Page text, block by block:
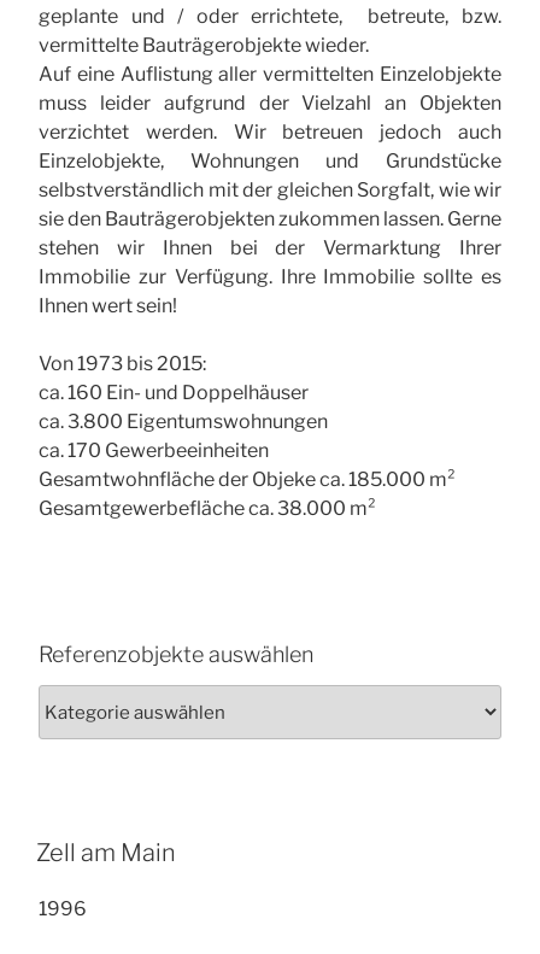
geplante und / oder errichtete, betreute, bzw.
vermittelte Bauträgerobjekte wieder.
Auf eine Auflistung aller vermittelten Einzelobjekte
muss leider aufgrund der Vielzahl an Objekten
verzichtet werden. Wir betreuen jedoch auch
Einzelobjekte, Wohnungen und Grundstücke
selbstverständlich mit der gleichen Sorgfalt, wie wir
sie den Bauträgerobjekten zukommen lassen. Gerne
stehen wir Ihnen bei der Vermarktung Ihrer
Immobilie zur Verfügung. Ihre Immobilie sollte es
Ihnen wert sein!
Von 1973 bis 2015:
ca. 160 Ein- und Doppelhäuser
ca. 3.800 Eigentumswohnungen
ca. 170 Gewerbeeinheiten
Gesamtwohnfläche der Objeke ca. 185.000 m²
Gesamtgewerbefläche ca. 38.000 m²
Referenzobjekte auswählen
auswählen
Zell am Main
1996